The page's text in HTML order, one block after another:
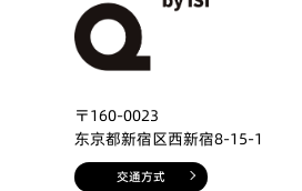
〒160-0023
东京都新宿区西新宿8-15-1
交通方式